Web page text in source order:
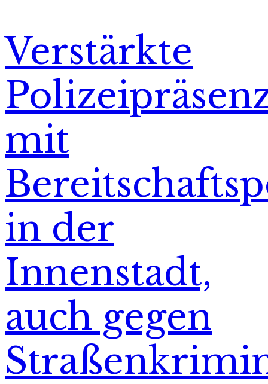
Verstärkte
mit
in der
Innenstadt,
auch gegen